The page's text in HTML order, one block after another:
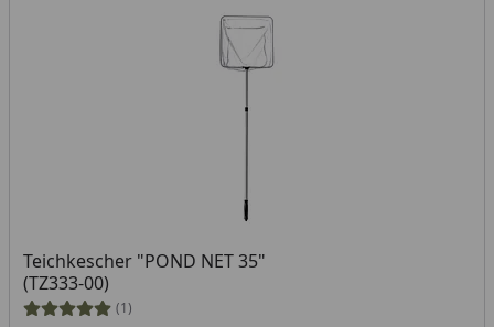
Teichkescher "POND NET 35"
(TZ333-00)
(1)